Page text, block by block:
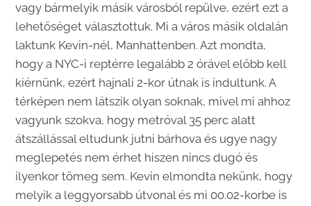
vagy bármelyik másik városból repülve, ezért ezt a
lehetőséget választottuk. Mi a város másik oldalán
laktunk Kevin-nél, Manhattenben. Azt mondta,
hogy a NYC-i reptérre legalább 2 órável előbb kell
kiérnünk, ezért hajnali 2-kor útnak is indultunk. A
térképen nem látszik olyan soknak, mivel mi ahhoz
vagyunk szokva, hogy metróval 35 perc alatt
átszállással eltudunk jutni bárhova és ugye nagy
meglepetés nem érhet hiszen nincs dugó és
ilyenkor tömeg sem. Kevin elmondta nekünk, hogy
melyik a leggyorsabb útvonal és mi 00.02-korbe is